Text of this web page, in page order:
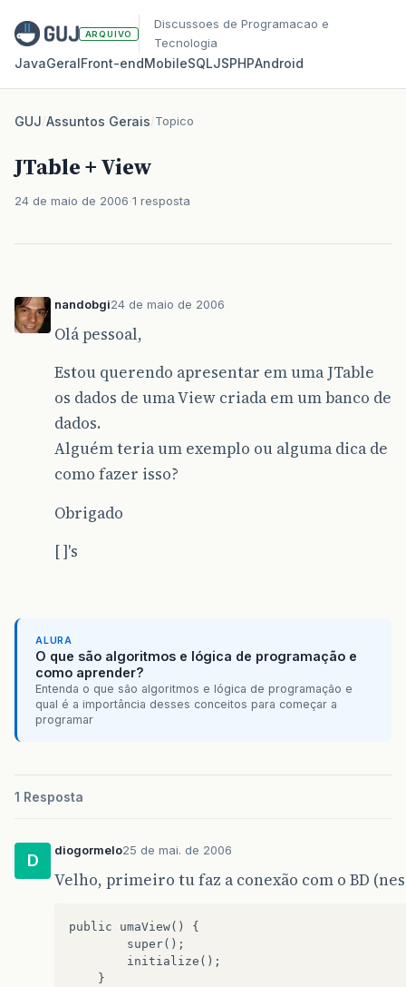
ARQUIVO
Discussoes de Programacao e
Tecnologia
JavaGeralFront‑endMobileSQLJSPHPAndroid
GUJ/Assuntos Gerais/Topico
JTable + View
24 de maio de 2006 1 resposta
nandobgi24 de maio de 2006
Olá pessoal,
Estou querendo apresentar em uma JTable
os dados de uma View criada em um banco de
dados.
Alguém teria um exemplo ou alguma dica de
como fazer isso?
Obrigado
[ ]'s
ALURA
O que são algoritmos e lógica de programação e
como aprender?
Entenda o que são algoritmos e lógica de programação e
qual é a importância desses conceitos para começar a
programar
1 Resposta
D
diogormelo25 de mai. de 2006
Velho, primeiro tu faz a conexão com o BD
public umaView()
{
super();
initialize ();
}